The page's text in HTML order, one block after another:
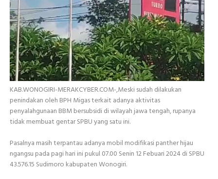
KAB.WONOGIRI-MERAKCYBER.COM-,Meski sudah dilakukan
penindakan oleh BPH Migas terkait adanya aktivitas
penyalahgunaan BBM bersubsidi di wilayah jawa tengah, rupanya
tidak membuat gentar SPBU yang satu ini.
Pasalnya masih terpantau adanya mobil modifikasi panther hijau
ngangsu pada pagi hari ini pukul 07.00 Senin 12 Febuari 2024 di SPBU
43.576.15 Sudimoro kabupaten Wonogiri.